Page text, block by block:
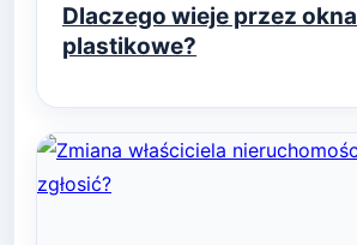
Dlaczego wieje przez okna
plastikowe?